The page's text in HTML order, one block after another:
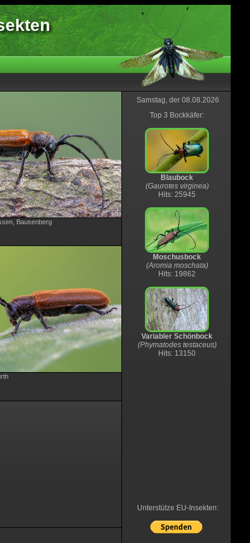
Bausenberg
Samstag, der 08.08.2026
Top 3 Bockkäfer:
Blaubock
(Gaurotes virginea)
Hits: 25945
Moschusbock
(Aromia moschata)
Hits: 19862
Variabler Schönbock
(Phymatodes testaceus)
Hits: 13150
Unterstütze EU-Insekten: